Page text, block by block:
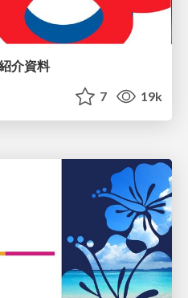
介資料
7 19k